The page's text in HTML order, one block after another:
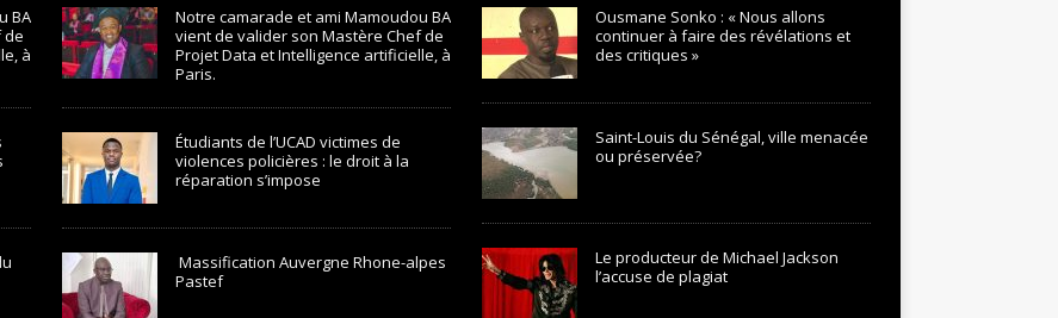
BA
de
à
Notre camarade et ami Mamoudou BA
vient de valider son Mastère Chef de
Projet Data et Intelligence artificielle, à
Paris.
Étudiants de l’UCAD victimes de
violences policières : le droit à la
réparation s’impose
Massification Auvergne Rhone-alpes
Pastef
Ousmane Sonko : « Nous allons
continuer à faire des révélations et
des critiques »
Saint-Louis du Sénégal, ville menacée
ou préservée?
Le producteur de Michael Jackson
l’accuse de plagiat